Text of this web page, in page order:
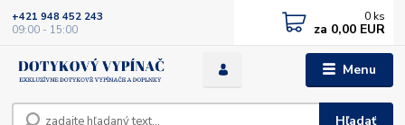
Menu
Hľadať
+421 948 452 243
09:00 - 15:00
0 ks
za 0,00 EUR